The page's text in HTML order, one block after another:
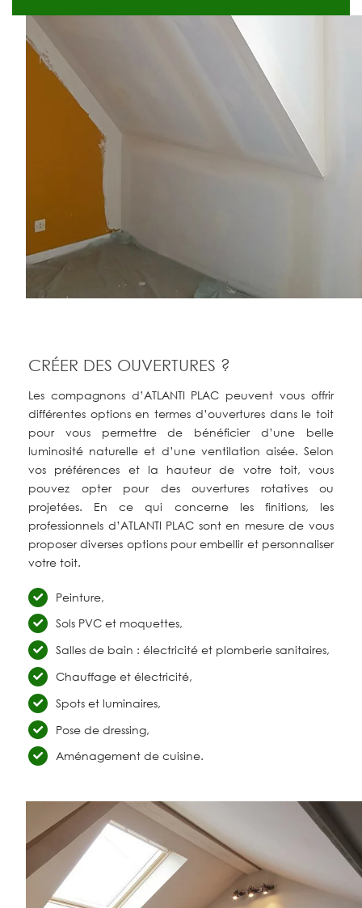
CRÉER DES OUVERTURES ?
Les compagnons d’ATLANTI PLAC peuvent vous offrir
différentes options en termes d’ouvertures dans le toit
pour vous permettre de bénéficier d’une belle
luminosité naturelle et d’une ventilation aisée. Selon
vos préférences et la hauteur de votre toit, vous
pouvez opter pour des ouvertures rotatives ou
projetées. En ce qui concerne les finitions, les
professionnels d’ATLANTI PLAC sont en mesure de vous
proposer diverses options pour embellir et personnaliser
votre toit.
Peinture,
Sols PVC et moquettes,
Salles de bain : électricité et plomberie sanitaires,
Chauffage et électricité,
Spots et luminaires,
Pose de dressing,
Aménagement de cuisine.